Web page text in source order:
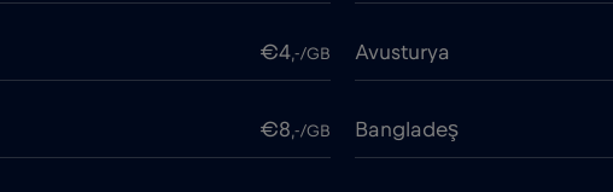
€4,-/GB Avusturya
€8,-/GB Bangladeş